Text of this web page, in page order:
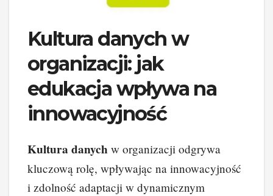
Kultura danych w
organizacji: jak
edukacja wpływa na
innowacyjność
Kultura danych w organizacji odgrywa
kluczową rolę, wpływając na innowacyjność
i zdolność adaptacji w dynamicznym